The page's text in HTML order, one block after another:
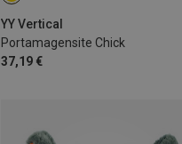
YY Vertical
Portamagensite Chick
37,19 €